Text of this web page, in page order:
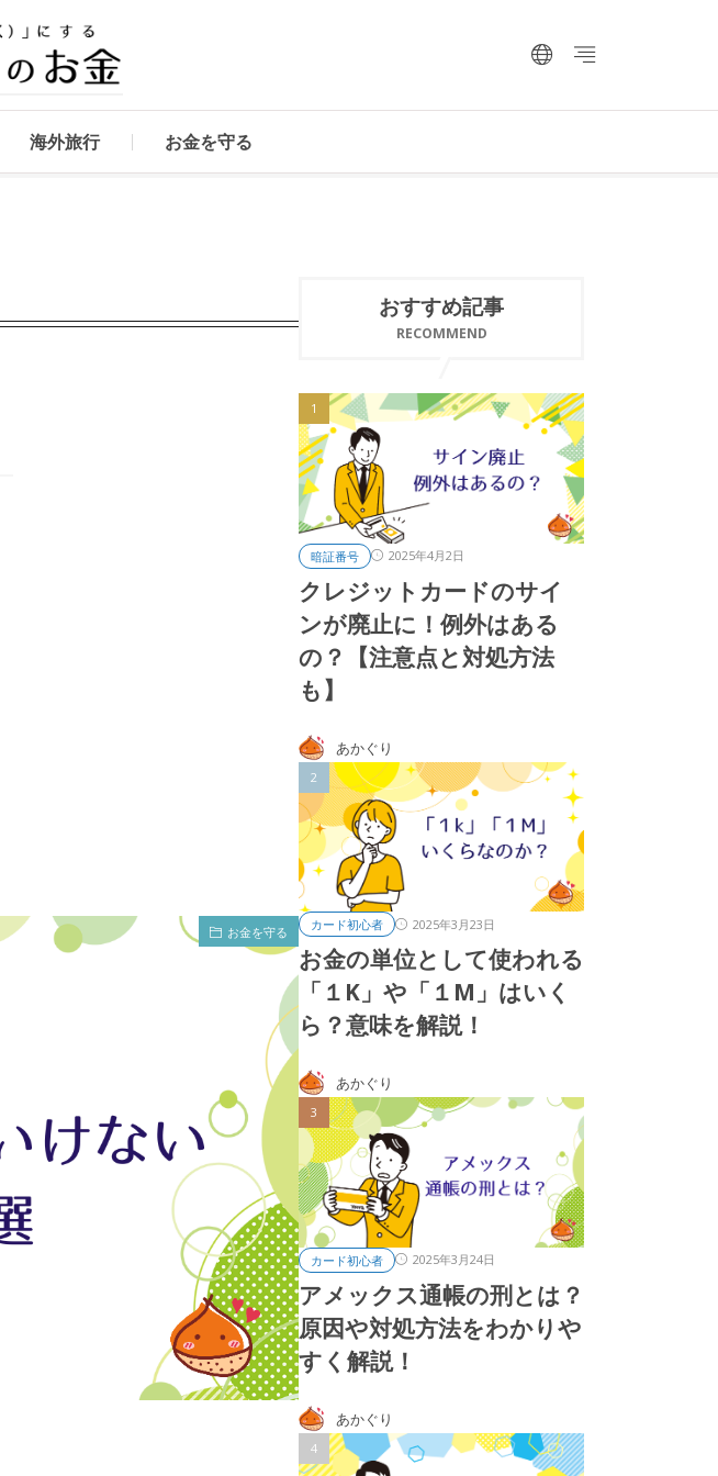
海外旅行 お金を守る
お金を守る
おすすめ記事
RECOMMEND
暗証番号 2025年4月2日
クレジットカードのサイ
ンが廃止に！例外はある
の？【注意点と対処方法
も】
あかぐり
カード初心者 2025年3月23日
お金の単位として使われる
「１K」や「１M」はいく
ら？意味を解説！
あかぐり
カード初心者 2025年3月24日
アメックス通帳の刑とは？
原因や対処方法をわかりや
すく解説！
あかぐり